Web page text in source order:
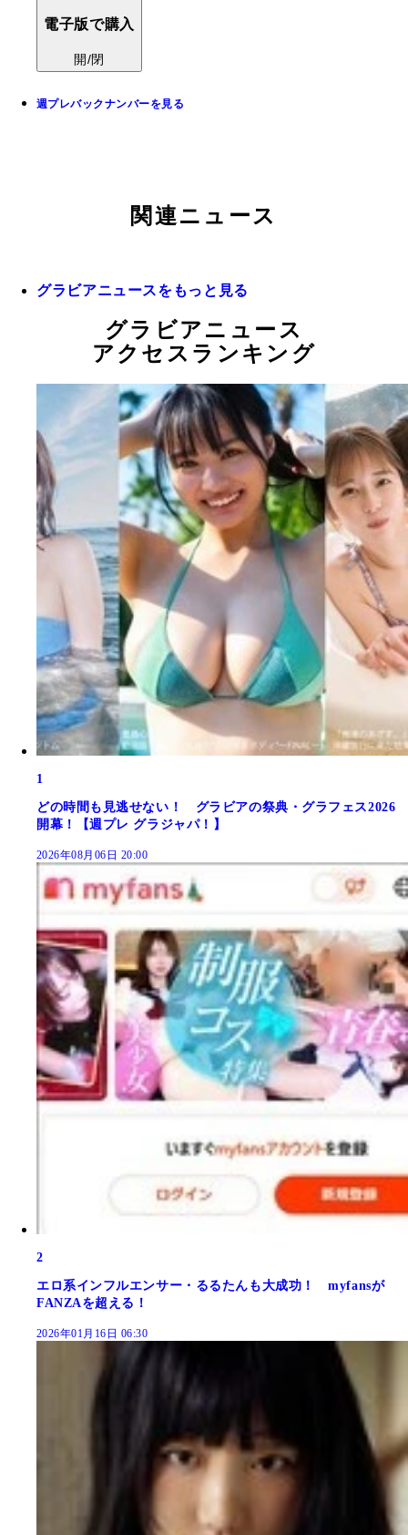
電子版で購入
開/閉
週プレバックナンバーを見る
関連ニュース
グラビアニュースをもっと見る
グラビアニュース
アクセスランキング
1
どの時間も見逃せない！ グラビアの祭典・グラフェス2026
開幕！【週プレ グラジャパ！】
2026年08月06日 20:00
2
エロ系インフルエンサー・るるたんも大成功！ myfansが
FANZAを超える！
2026年01月16日 06:30